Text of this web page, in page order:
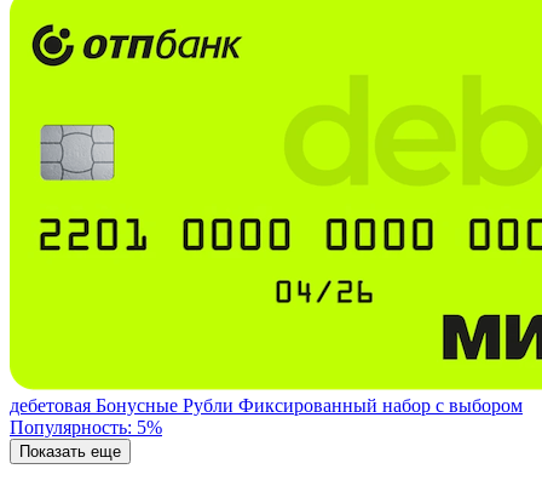
дебетовая Бонусные Рубли Фиксированный набор с выбором
Популярность: 5%
Показать еще